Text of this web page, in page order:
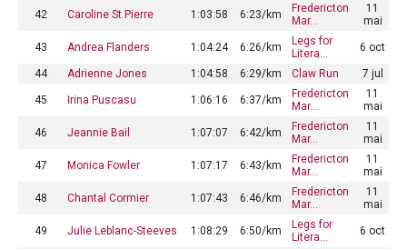
42 Caroline St Pierre 1:03:58 6:23/km
Fredericton
Mar…
11
mai
43 Andrea Flanders 1:04:24 6:26/km
Legs for
Litera…
6 oct
44 Adrienne Jones 1:04:58 6:29/km Claw Run 7 jul
45 Irina Puscasu 1:06:16 6:37/km
Fredericton
Mar…
11
mai
46 Jeannie Bail 1:07:07 6:42/km
Fredericton
Mar…
11
mai
47 Monica Fowler 1:07:17 6:43/km
Fredericton
Mar…
11
mai
48 Chantal Cormier 1:07:43 6:46/km
Fredericton
Mar…
11
mai
49 Julie Leblanc-Steeves 1:08:29 6:50/km
Legs for
Litera…
6 oct